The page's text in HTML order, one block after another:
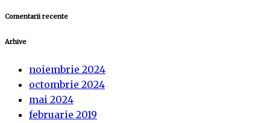
Comentarii recente
Arhive
noiembrie 2024
octombrie 2024
mai 2024
februarie 2019